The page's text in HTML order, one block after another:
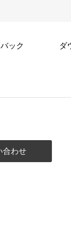
ック ダ
合わせ